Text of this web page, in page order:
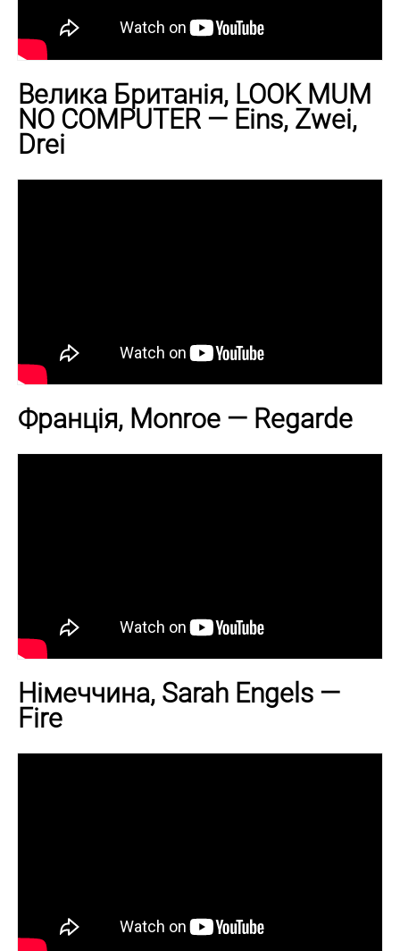
Велика Британія, LOOK MUM
NO COMPUTER — Eins, Zwei,
Drei
Франція, Monroe — Regarde
Німеччина, Sarah Engels —
Fire